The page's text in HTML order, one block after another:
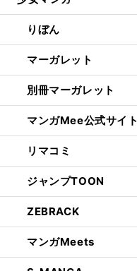
りぼん
マーガレット
別冊マーガレット
マンガMee公式サイト
リマコミ
ジャンプTOON
ZEBRACK
マンガMeets